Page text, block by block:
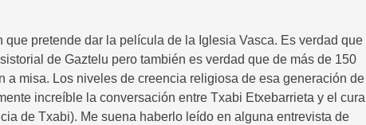
que pretende dar la película de la Iglesia Vasca. Es verdad que
de Gaztelu pero también es verdad que de más de 150
a misa. Los niveles de creencia religiosa de esa generación de
increíble la conversación entre Txabi Etxebarrieta y el cura
de Txabi). Me suena haberlo leído en alguna entrevista de